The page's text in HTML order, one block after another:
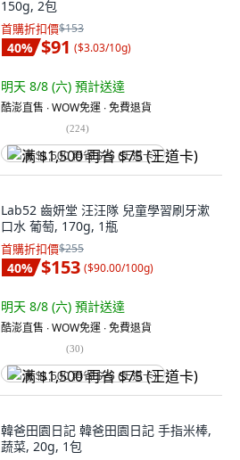
150g, 2包
首購折扣價$153
40% $91 ($3.03/10g)
明天 8/8 (六) 預計送達
酷澎直售 ∙ WOW免運 ∙ 免費退貨
(224)
满 $1,500 再省 $75 (王道卡)
Lab52 齒妍堂 汪汪隊 兒童學習刷牙漱
口水 葡萄, 170g, 1瓶
首購折扣價$255
40% $153 ($90.00/100g)
明天 8/8 (六) 預計送達
酷澎直售 ∙ WOW免運 ∙ 免費退貨
(30)
满 $1,500 再省 $75 (王道卡)
韓爸田園日記 韓爸田園日記 手指米棒,
蔬菜, 20g, 1包